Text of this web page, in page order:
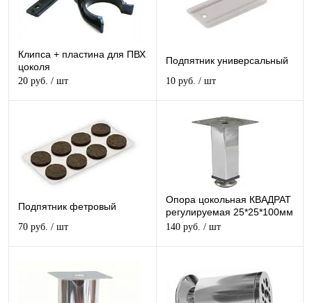
Клипса + пластина для ПВХ
цоколя
20 руб. / шт
Подпятник универсальный
10 руб. / шт
Подпятник фетровый
70 руб. / шт
Опора цокольная КВАДРАТ
регулируемая 25*25*100мм
(хром)
140 руб. / шт